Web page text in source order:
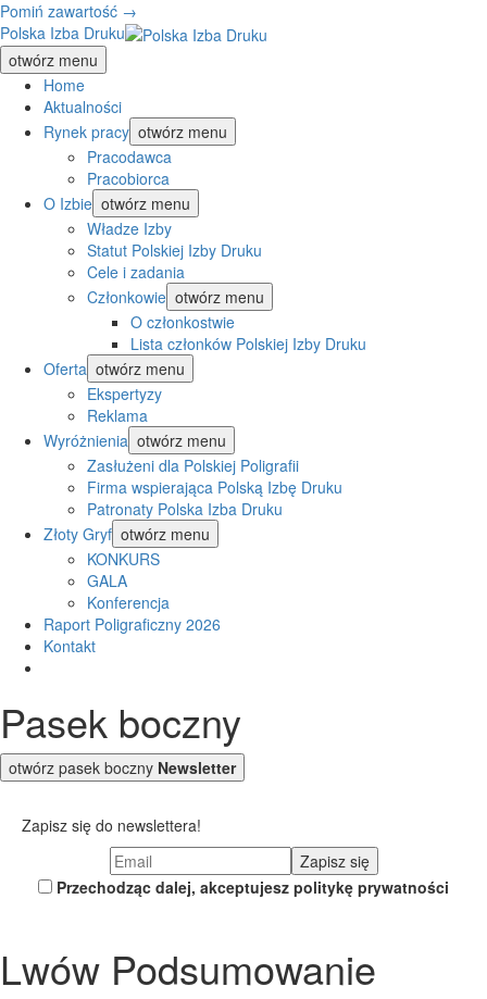
Pomiń zawartość →
Polska Izba Druku
otwórz menu
Home
Aktualności
Rynek pracy otwórz menu
Pracodawca
Pracobiorca
O Izbie otwórz menu
Władze Izby
Statut Polskiej Izby Druku
Cele i zadania
Członkowie otwórz menu
O członkostwie
Lista członków Polskiej Izby Druku
Oferta otwórz menu
Ekspertyzy
Reklama
Wyróżnienia otwórz menu
Zasłużeni dla Polskiej Poligrafii
Firma wspierająca Polską Izbę Druku
Patronaty Polska Izba Druku
Złoty Gryf otwórz menu
KONKURS
GALA
Konferencja
Raport Poligraficzny 2026
Kontakt
Pasek boczny
otwórz pasek boczny Newsletter
Zapisz się do newslettera!
Przechodząc dalej, akceptujesz politykę prywatności
Lwów Podsumowanie